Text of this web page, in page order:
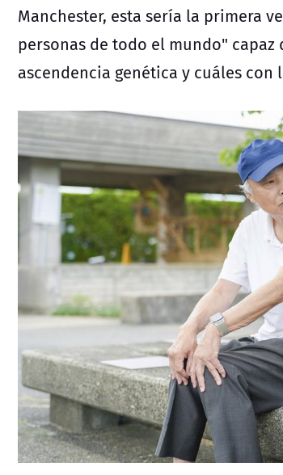
Manchester, esta sería la primera
personas de todo el mundo"
ascendencia genética y cuáles